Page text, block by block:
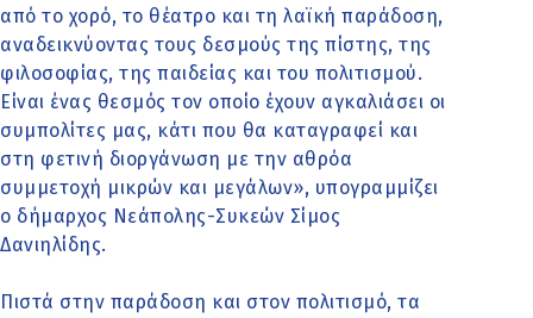
από το χορό, το θέατρο και τη λαϊκή παράδοση,
αναδεικνύοντας τους δεσμούς της πίστης, της
φιλοσοφίας, της παιδείας και του πολιτισμού.
Είναι ένας θεσμός τον οποίο έχουν αγκαλιάσει οι
συμπολίτες μας, κάτι που θα καταγραφεί και
στη φετινή διοργάνωση με την αθρόα
συμμετοχή μικρών και μεγάλων», υπογραμμίζει
ο δήμαρχος Νεάπολης-Συκεών Σίμος
Δανιηλίδης.
Πιστά στην παράδοση και στον πολιτισμό, τα